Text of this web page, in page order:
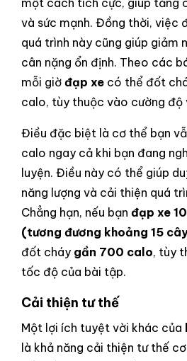
một cách tích cực, giúp tăng
và sức mạnh. Đồng thời, việc
quá trình này cũng giúp giảm
cân nặng ổn định. Theo các
mỗi giờ đạp xe có thể đốt
calo, tùy thuộc vào cường độ
Điều đặc biệt là cơ thể bạn
calo ngay cả khi bạn đang
luyện. Điều này có thể giúp
năng lượng và cải thiện quá
Chẳng hạn, nếu bạn đạp xe
(tương đương khoảng 15
đốt cháy gần 700 calo, tùy
tốc độ của bài tập.
Cải thiện tư thế
Một lợi ích tuyệt vời khác của
là khả năng cải thiện tư thế